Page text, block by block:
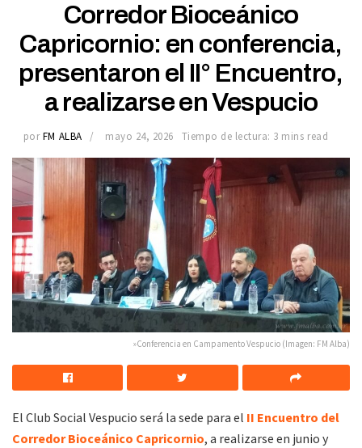
Corredor Bioceánico
Capricornio: en conferencia,
presentaron el II° Encuentro,
a realizarse en Vespucio
por FM ALBA mayo 24, 2026 Tiempo de lectura: 3 mins read
»Conferencia en Campamento Vespucio (Imagen: FM Alba)
El Club Social Vespucio será la sede para el II Encuentro del
Corredor Bioceánico Capricornio, a realizarse en junio y